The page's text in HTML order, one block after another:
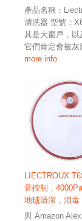
產品名稱：
清洗器 型號：
其是大窗戶，以
它們肯定會被灰
more info
LIECTROUX
音控制，
地毯清潔，消毒
與 Amazon